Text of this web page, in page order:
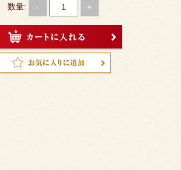
数量: - +